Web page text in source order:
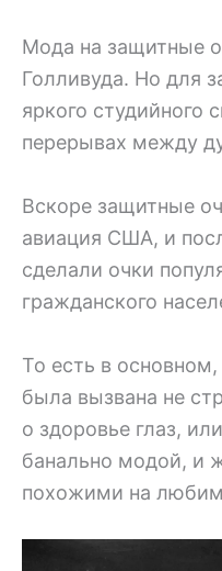
Мода на защитные
Голливуда. Но для
яркого студийного
перерывах между
Вскоре защитные
авиация США, и
сделали очки
гражданского
То есть в
была вызвана не
о здоровье глаз,
банально модой, и
похожими на